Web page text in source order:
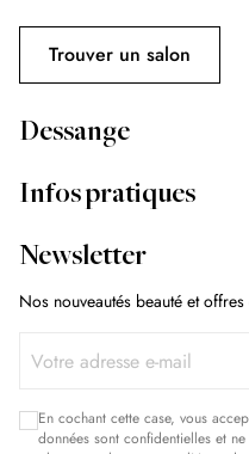
Trouver un salon
Dessange
Infos pratiques
Newsletter
Nos nouveautés beauté et
En cochant cette case, vous
données sont confidentielles et